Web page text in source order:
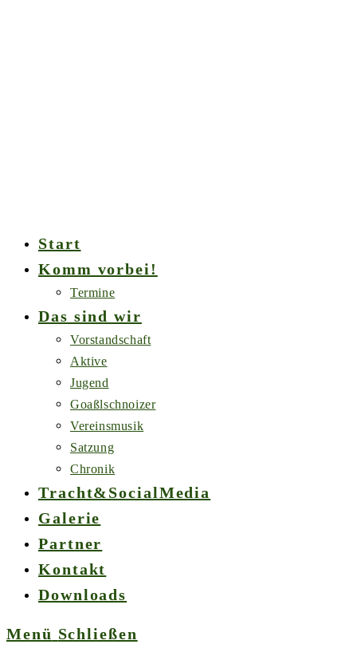
Start
Komm vorbei!
Termine
Das sind wir
Vorstandschaft
Aktive
Jugend
Goaßlschnoizer
Vereinsmusik
Satzung
Chronik
Tracht&SocialMedia
Galerie
Partner
Kontakt
Downloads
Menü Schließen